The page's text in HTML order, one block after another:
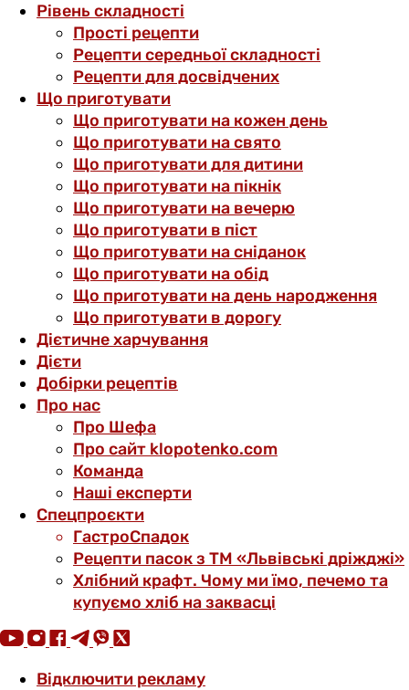
Рівень складності
Прості рецепти
Рецепти середньої складності
Рецепти для досвідчених
Що приготувати
Що приготувати на кожен день
Що приготувати на свято
Що приготувати для дитини
Що приготувати на пікнік
Що приготувати на вечерю
Що приготувати в піст
Що приготувати на сніданок
Що приготувати на обід
Що приготувати на день народження
Що приготувати в дорогу
Дієтичне харчування
Дієти
Добірки рецептів
Про нас
Про Шефа
Про сайт klopotenko.com
Команда
Наші експерти
Спецпроєкти
ГастроСпадок
Рецепти пасок з ТМ «Львівські дріжджі»
Хлібний крафт. Чому ми їмо, печемо та
купуємо хліб на заквасці
Відключити рекламу